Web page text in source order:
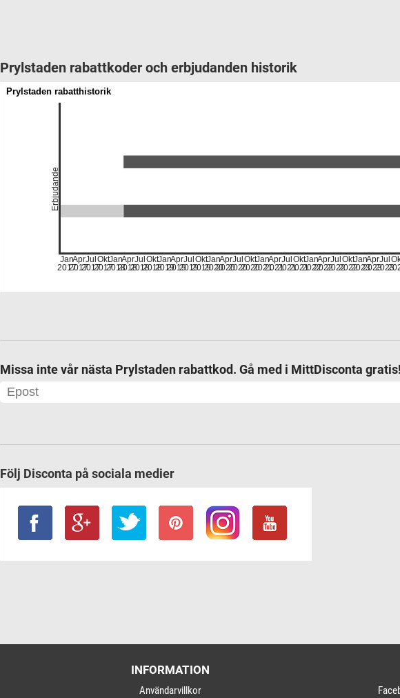
Prylstaden rabattkoder och erbjudanden historik
Prylstaden rabatthistorik
Jan
2017
Apr
2017
Jul
2017
Okt
2017
Jan
2018
Apr
2018
Jul
2018
Okt
2018
Jan
2019
Apr
2019
Jul
2019
Okt
2019
Jan
2020
Apr
2020
Jul
2020
Okt
2020
Jan
2021
Apr
2021
Jul
2021
Okt
2021
Jan
2022
Apr
2022
Jul
2022
Okt
2022
Jan
2023
Apr
2023
Jul
2023
Erbjudande
Missa inte vår nästa Prylstaden rabattkod. Gå med i MittDisconta gratis!
Följ Disconta på sociala medier
INFORMATION
Användarvillkor